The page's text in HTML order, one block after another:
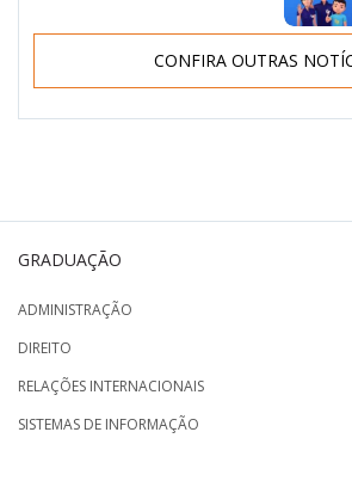
CONFIRA OUTRAS
GRADUAÇÃO
ADMINISTRAÇÃO
DIREITO
RELAÇÕES INTERNACIONAIS
SISTEMAS DE INFORMAÇÃO